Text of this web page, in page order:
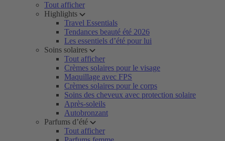
Tout afficher
Highlights
Travel Essentials
Tendances beauté été 2026
Les essentiels d’été pour lui
Soins solaires
Tout afficher
Crèmes solaires pour le visage
Maquillage avec FPS
Crèmes solaires pour le corps
Soins des cheveux avec protection solaire
Après-soleils
Autobronzant
Parfums d’été
Tout afficher